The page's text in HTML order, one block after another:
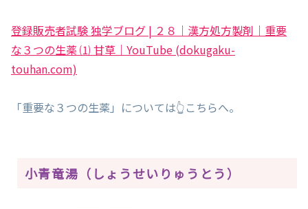
登録販売者試験 独学ブログ | ２８｜漢方処方製剤｜重要
な３つの生薬 ⑴ 甘草｜YouTube (dokugaku-
touhan.com)
「重要な３つの生薬」については👆こちらへ。
小青竜湯（しょうせいりゅうとう）